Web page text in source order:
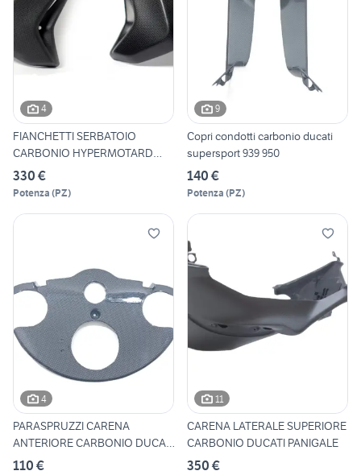
4
FIANCHETTI SERBATOIO
CARBONIO HYPERMOTARD
HYPERSTR
330 €
Potenza (PZ)
9
Copri condotti carbonio ducati
supersport 939 950
140 €
Potenza (PZ)
4
PARASPRUZZI CARENA
ANTERIORE CARBONIO DUCATI
PANIG
110 €
11
CARENA LATERALE SUPERIORE
CARBONIO DUCATI PANIGALE
350 €